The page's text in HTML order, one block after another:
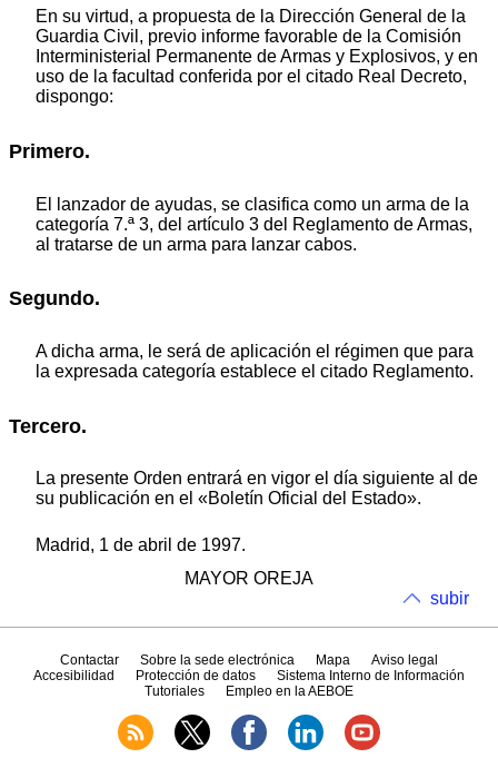
En su virtud, a propuesta de la Dirección General de la
Guardia Civil, previo informe favorable de la Comisión
Interministerial Permanente de Armas y Explosivos, y en
uso de la facultad conferida por el citado Real Decreto,
dispongo:
Primero.
El lanzador de ayudas, se clasifica como un arma de la
categoría 7.ª 3, del artículo 3 del Reglamento de Armas,
al tratarse de un arma para lanzar cabos.
Segundo.
A dicha arma, le será de aplicación el régimen que para
la expresada categoría establece el citado Reglamento.
Tercero.
La presente Orden entrará en vigor el día siguiente al de
su publicación en el «Boletín Oficial del Estado».
Madrid, 1 de abril de 1997.
MAYOR OREJA
subir
Contactar Sobre la sede electrónica Mapa
Aviso legal
Accesibilidad
Protección de datos
Sistema Interno de Información
Tutoriales
Empleo en la AEBOE